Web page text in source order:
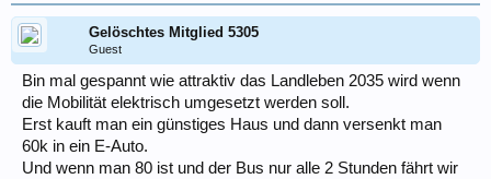
Gelöschtes Mitglied 5305
Guest
Bin mal gespannt wie attraktiv das Landleben 2035 wird wenn
die Mobilität elektrisch umgesetzt werden soll.
Erst kauft man ein günstiges Haus und dann versenkt man
60k in ein E-Auto.
Und wenn man 80 ist und der Bus nur alle 2 Stunden fährt wir